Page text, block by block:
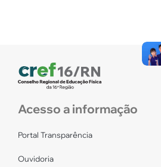
Acesso a informação
Portal Transparência
Ouvidoria